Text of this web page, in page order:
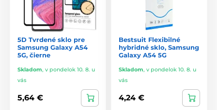
5D Tvrdené sklo pre
Samsung Galaxy A54
5G, čierne
Skladom, v pondelok 10. 8. u
vás
5,64 €
Bestsuit Flexibilné
hybridné sklo, Samsung
Galaxy A54 5G
Skladom, v pondelok 10. 8. u
vás
4,24 €